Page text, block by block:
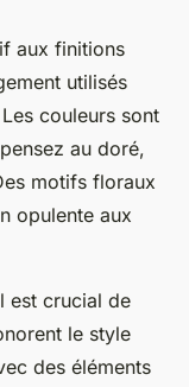
aux finitions
utilisés
couleurs sont
au doré,
motifs floraux
opulente aux
est crucial de
le style
des éléments